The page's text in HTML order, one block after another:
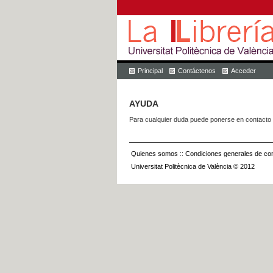
Principal Contáctenos Acceder
AYUDA
Para cualquier duda puede ponerse en
Quienes somos :: Condiciones generales de
Universitat Politècnica de València © 2012